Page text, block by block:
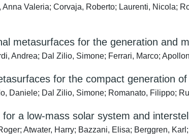
Valeria; Corvaja, Roberto; Laurenti, Nicola;
metasurfaces for the generation and
Andrea; Dal Zilio, Simone; Ferrari, Marco;
for the compact generation
Daniele; Dal Zilio, Simone; Romanato, Filippo;
a low-mass solar system and
Atwater, Harry; Bazzani, Elisa; Berggren,